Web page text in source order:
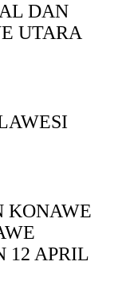
DAN
UTARA
KONAWE
12 APRIL